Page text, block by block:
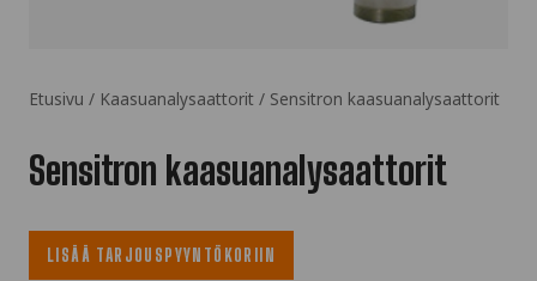
Etusivu / Kaasuanalysaattorit / Sensitron kaasuanalysaattorit
Sensitron kaasuanalysaattorit
LISÄÄ TARJOUSPYYNTÖKORIIN